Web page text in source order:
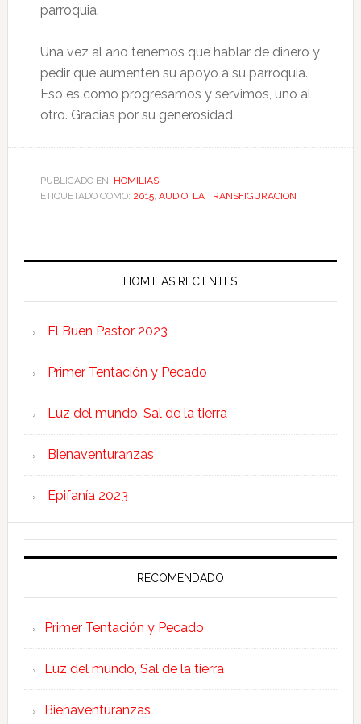
parroquia.
Una vez al ano tenemos que hablar de dinero y
pedir que aumenten su apoyo a su parroquia.
Eso es como progresamos y servimos, uno al
otro. Gracias por su generosidad.
PUBLICADO EN: HOMILIAS
ETIQUETADO COMO: 2015, AUDIO, LA TRANSFIGURACION
HOMILIAS RECIENTES
El Buen Pastor 2023
Primer Tentación y Pecado
Luz del mundo, Sal de la tierra
Bienaventuranzas
Epifanía 2023
RECOMENDADO
Primer Tentación y Pecado
Luz del mundo, Sal de la tierra
Bienaventuranzas